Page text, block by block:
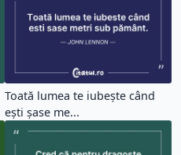
Toată lumea te iubește când
ești șase me...